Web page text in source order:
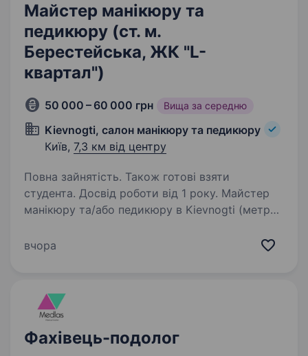
Майстер манікюру та
педикюру (ст. м.
Берестейська, ЖК "L-
квартал")
50 000 – 60 000 грн Вища за середню
Kievnogti, салон манікюру та педикюру
Київ, 7,3 км від центру
Повна зайнятість. Також готові взяти
студента. Досвід роботи від 1 року. Майстер
манікюру та/або педикюру в Kievnogti (метро
майстра! Шукаємо фахівця, який стабільний
Kievnogti…
вчора
Фахівець-подолог